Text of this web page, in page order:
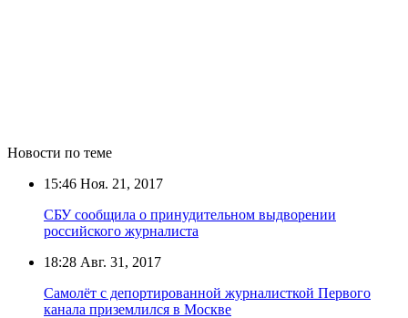
Новости по теме
15:46 Ноя. 21, 2017
СБУ сообщила о принудительном выдворении
российского журналиста
18:28 Авг. 31, 2017
Самолёт с депортированной журналисткой Первого
канала приземлился в Москве